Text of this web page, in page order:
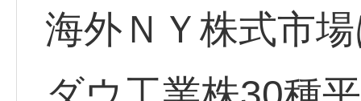
海外ＮＹ株式市